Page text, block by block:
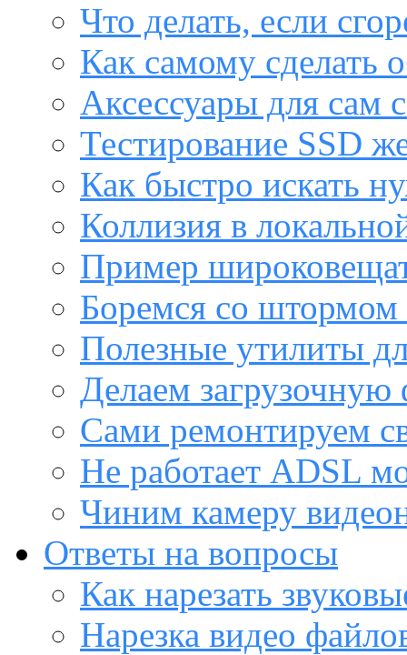
Что делать, если
Как самому сделать
Аксессуары для сам
Тестирование SSD
Как быстро искать
Коллизия в
Пример
Боремся со штормом
Полезные утилиты
Делаем
Сами ремонтируем
Не работает ADSL
Чиним камеру
Ответы на вопросы
Как нарезать
Нарезка видео